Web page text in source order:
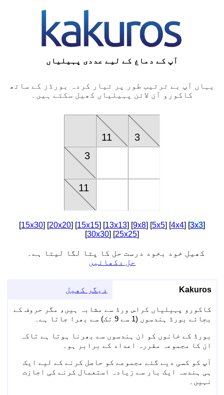
آپ کے دماغ کے لیے عددی پہیلیاں
یہاں آپ بے ترتیب طور پر تیار کردہ بورڈز کے ساتھ
کاکورو آن لائن پہیلیاں کھیل سکتے ہیں۔
11
3
3
11
[
3x3
]
[
4x4
] [
5x5
] [
9x8
] [
13x13
] [
15x15
] [
20x20
] [
15x30
]
[
25x25
] [
30x30
]
کھیل خود بخود درست حل کا پتا لگا لیتا ہے۔
حل دکھائیں
Kakuros دیگر کھیل
کاکورو پہیلیاں کراس ورڈ سے مشابہ ہیں، مگر حروف کے
بجائے بورڈ ہندسوں (1 سے 9 تک) سے بھرا جاتا ہے۔
بورڈ کے خانوں کو ان ہندسوں سے بھرنا ہوتا ہے تاکہ
ان کا مجموعہ مقررہ اعداد کے برابر ہو۔
آپ کو کسی دیے گئے مجموعے کو حاصل کرنے کے لیے ایک
ہی ہندسہ ایک بار سے زیادہ استعمال کرنے کی اجازت
نہیں۔